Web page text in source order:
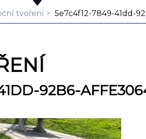
tvoření 5e7c4f12-7849-41dd-
92B6-